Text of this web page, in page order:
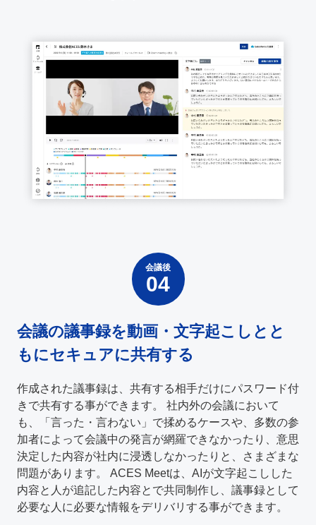
会議後
会議の議事録を動画・文字起こしとと
もにセキュアに共有する
作成された議事録は、共有する相手だけにパスワード付
きで共有する事ができます。 社内外の会議において
も、「言った・言わない」で揉めるケースや、多数の参
加者によって会議中の発言が網羅できなかったり、意思
決定した内容が社内に浸透しなかったりと、さまざまな
問題があります。 ACES Meetは、AIが文字起こしした
内容と人が追記した内容とで共同制作し、議事録として
必要な人に必要な情報をデリバリする事ができます。